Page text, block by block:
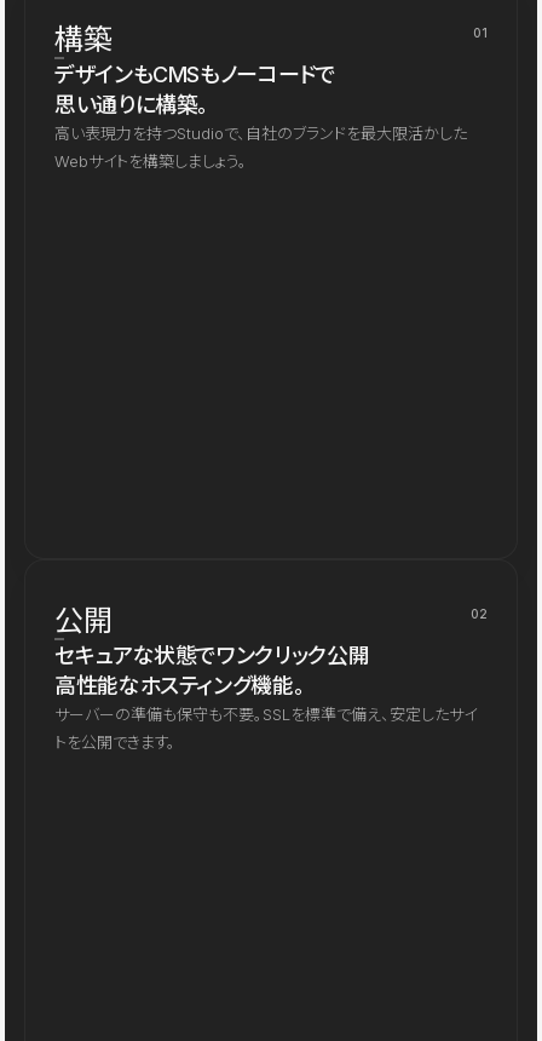
構築 01
デザインもCMSもノーコードで
思い通りに構築。
高い表現力を持つStudioで、自社のブランドを最大限活かした
Webサイトを構築しましょう。
公開 02
セキュアな状態でワンクリック公開
高性能なホスティング機能。
サーバーの準備も保守も不要。SSLを標準で備え、安定したサイ
トを公開できます。